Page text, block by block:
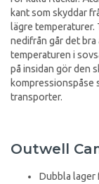
kant som skyddar
lägre temperaturer.
nedifrån går det
temperaturen i
på insidan gör den
kompressionspåse
transporter.
Outwell
Dubbla lager